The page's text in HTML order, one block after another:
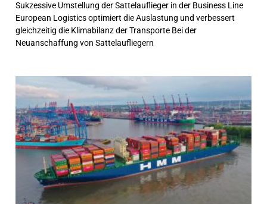
Sukzessive Umstellung der Sattelauflieger in der Business Line
European Logistics optimiert die Auslastung und verbessert
gleichzeitig die Klimabilanz der Transporte Bei der
Neuanschaffung von Sattelaufliegern